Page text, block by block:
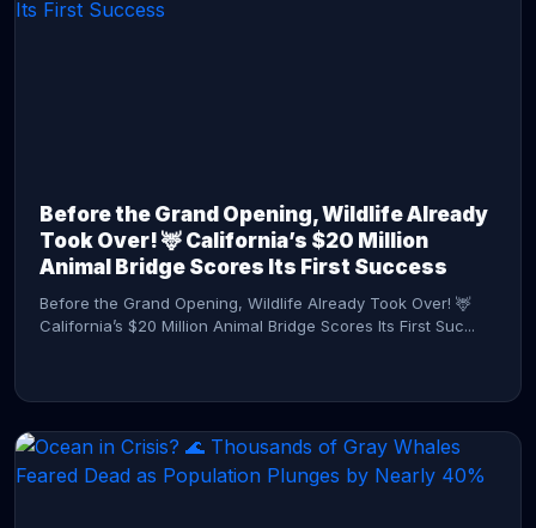
Before the Grand Opening, Wildlife Already
Took Over! 🦌 California’s $20 Million
Animal Bridge Scores Its First Success
Before the Grand Opening, Wildlife Already Took Over! 🦌
California’s $20 Million Animal Bridge Scores Its First Suc...